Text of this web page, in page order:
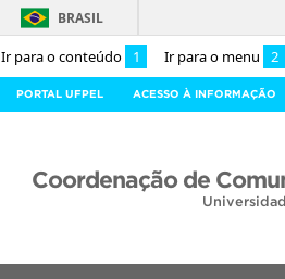
Ir para o conteúdo 1 Ir para o menu 2
BRASIL
PORTAL UFPEL ACESSO À INFORMAÇÃO
Coordenação de